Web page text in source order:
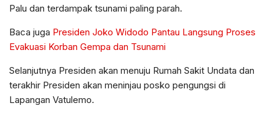
Palu dan terdampak tsunami paling parah.
Baca juga Presiden Joko Widodo Pantau Langsung Proses
Evakuasi Korban Gempa dan Tsunami
Selanjutnya Presiden akan menuju Rumah Sakit Undata dan
terakhir Presiden akan meninjau posko pengungsi di
Lapangan Vatulemo.